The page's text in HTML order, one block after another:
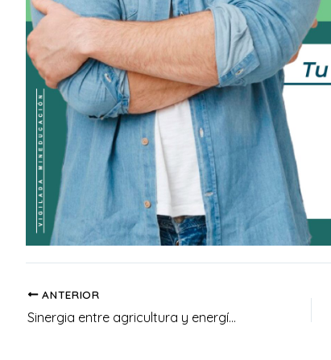
ANTERIOR
Sinergia entre agricultura y energía solar